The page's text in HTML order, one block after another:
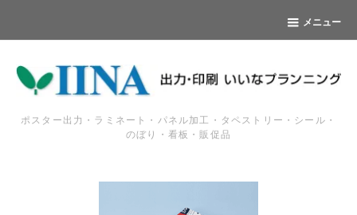
メニュー
ポスター出力・ラミネート・パネル加工・タペストリー・シール・
のぼり・看板・販促品